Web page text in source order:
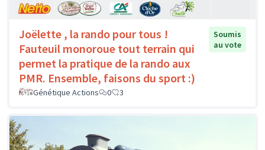
Joëlette , la rando pour tous !
Fauteuil monoroue tout terrain qui
permet la pratique de la rando aux
PMR. Ensemble, faisons du sport :)
Soumis
au vote
Génétique Actions 0 3